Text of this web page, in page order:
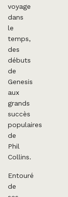
voyage
dans
le
temps,
des
débuts
de
Genesis
aux
grands
succès
populaires
de
Phil
Collins.
Entouré
de